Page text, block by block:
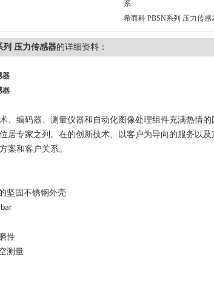
系.
希而科 PBSN系列 压力传感
列 压力传感器的详细资料：
器
器
、编码器、测量仪器和自动化图像处理组件充满热情
居专家之列。在的创新技术、以客户为导向的服务以
案和客户关系。
坚固不锈钢外壳
性
测量